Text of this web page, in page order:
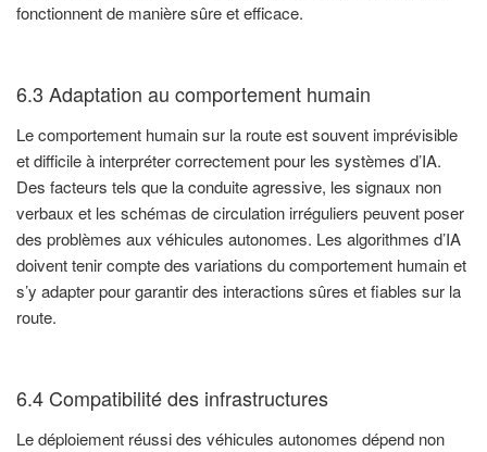
fonctionnent de manière sûre et efficace.
6.3 Adaptation au comportement humain
Le comportement humain sur la route est souvent imprévisible
et difficile à interpréter correctement pour les systèmes d’IA.
Des facteurs tels que la conduite agressive, les signaux non
verbaux et les schémas de circulation irréguliers peuvent poser
des problèmes aux véhicules autonomes. Les algorithmes d’IA
doivent tenir compte des variations du comportement humain et
s’y adapter pour garantir des interactions sûres et fiables sur la
route.
6.4 Compatibilité des infrastructures
Le déploiement réussi des véhicules autonomes dépend non